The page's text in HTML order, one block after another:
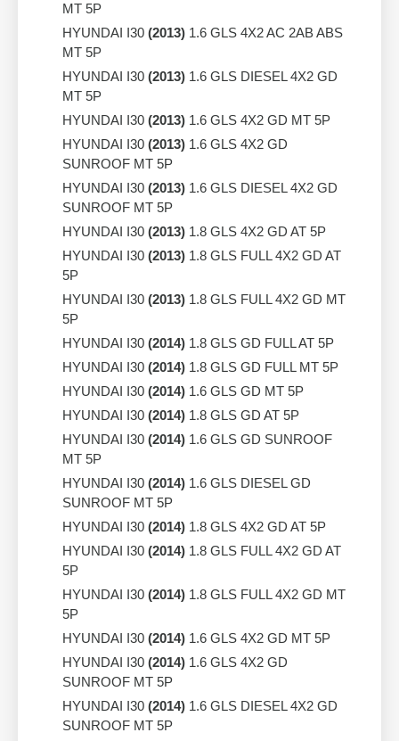
MT 5P
HYUNDAI I30 (2013) 1.6 GLS 4X2 AC 2AB ABS
MT 5P
HYUNDAI I30 (2013) 1.6 GLS DIESEL 4X2 GD
MT 5P
HYUNDAI I30 (2013) 1.6 GLS 4X2 GD MT 5P
HYUNDAI I30 (2013) 1.6 GLS 4X2 GD
SUNROOF MT 5P
HYUNDAI I30 (2013) 1.6 GLS DIESEL 4X2 GD
SUNROOF MT 5P
HYUNDAI I30 (2013) 1.8 GLS 4X2 GD AT 5P
HYUNDAI I30 (2013) 1.8 GLS FULL 4X2 GD AT
5P
HYUNDAI I30 (2013) 1.8 GLS FULL 4X2 GD MT
5P
HYUNDAI I30 (2014) 1.8 GLS GD FULL AT 5P
HYUNDAI I30 (2014) 1.8 GLS GD FULL MT 5P
HYUNDAI I30 (2014) 1.6 GLS GD MT 5P
HYUNDAI I30 (2014) 1.8 GLS GD AT 5P
HYUNDAI I30 (2014) 1.6 GLS GD SUNROOF
MT 5P
HYUNDAI I30 (2014) 1.6 GLS DIESEL GD
SUNROOF MT 5P
HYUNDAI I30 (2014) 1.8 GLS 4X2 GD AT 5P
HYUNDAI I30 (2014) 1.8 GLS FULL 4X2 GD AT
5P
HYUNDAI I30 (2014) 1.8 GLS FULL 4X2 GD MT
5P
HYUNDAI I30 (2014) 1.6 GLS 4X2 GD MT 5P
HYUNDAI I30 (2014) 1.6 GLS 4X2 GD
SUNROOF MT 5P
HYUNDAI I30 (2014) 1.6 GLS DIESEL 4X2 GD
SUNROOF MT 5P